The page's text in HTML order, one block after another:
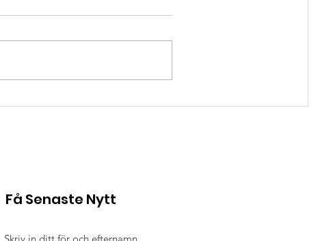
dagen
Håll ut – våren väntar i
Lungfonden
Få Senaste Nytt